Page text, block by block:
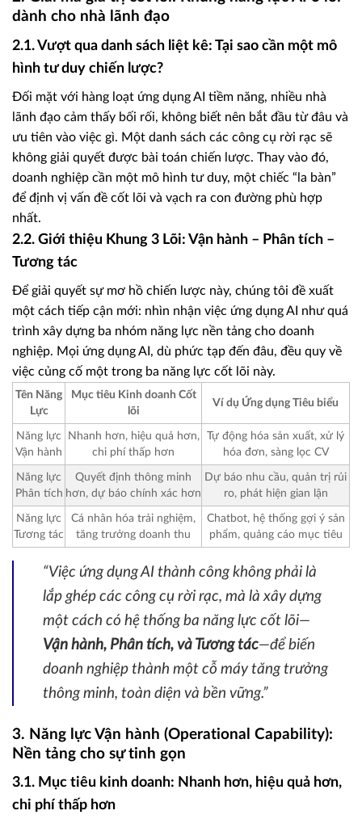
dành cho nhà lãnh đạo
2.1. Vượt qua danh sách liệt kê: Tại sao cần một mô
hình tư duy chiến lược?
Đối mặt với hàng loạt ứng dụng AI tiềm năng, nhiều nhà
lãnh đạo cảm thấy bối rối, không biết nên bắt đầu từ đâu và
ưu tiên vào việc gì. Một danh sách các công cụ rời rạc sẽ
không giải quyết được bài toán chiến lược. Thay vào đó,
doanh nghiệp cần một mô hình tư duy, một chiếc “la bàn”
để định vị vấn đề cốt lõi và vạch ra con đường phù hợp
nhất.
2.2. Giới thiệu Khung 3 Lõi: Vận hành – Phân tích –
Tương tác
Để giải quyết sự mơ hồ chiến lược này, chúng tôi đề xuất
một cách tiếp cận mới: nhìn nhận việc ứng dụng AI như quá
trình xây dựng ba nhóm năng lực nền tảng cho doanh
nghiệp. Mọi ứng dụng AI, dù phức tạp đến đâu, đều quy về
việc củng cố một trong ba năng lực cốt lõi này.
Tên Năng
Lực
Mục tiêu Kinh doanh Cốt
lõi
Ví dụ Ứng dụng Tiêu biểu
Năng lực
Vận hành
Nhanh hơn, hiệu quả hơn,
chi phí thấp hơn
Tự động hóa sản xuất, xử lý
hóa đơn, sàng lọc CV
Năng lực
Phân tích
Quyết định thông minh
hơn, dự báo chính xác hơn
Dự báo nhu cầu, quản trị rủi
ro, phát hiện gian lận
Năng lực
Tương tác
Cá nhân hóa trải nghiệm,
tăng trưởng doanh thu
Chatbot, hệ thống gợi ý sản
phẩm, quảng cáo mục tiêu
“Việc ứng dụng AI thành công không phải là
lắp ghép các công cụ rời rạc, mà là xây dựng
một cách có hệ thống ba năng lực cốt lõi—
Vận hành, Phân tích, và Tương tác—để biến
doanh nghiệp thành một cỗ máy tăng trưởng
thông minh, toàn diện và bền vững.”
3. Năng lực Vận hành (Operational Capability):
Nền tảng cho sự tinh gọn
3.1. Mục tiêu kinh doanh: Nhanh hơn, hiệu quả hơn,
chi phí thấp hơn